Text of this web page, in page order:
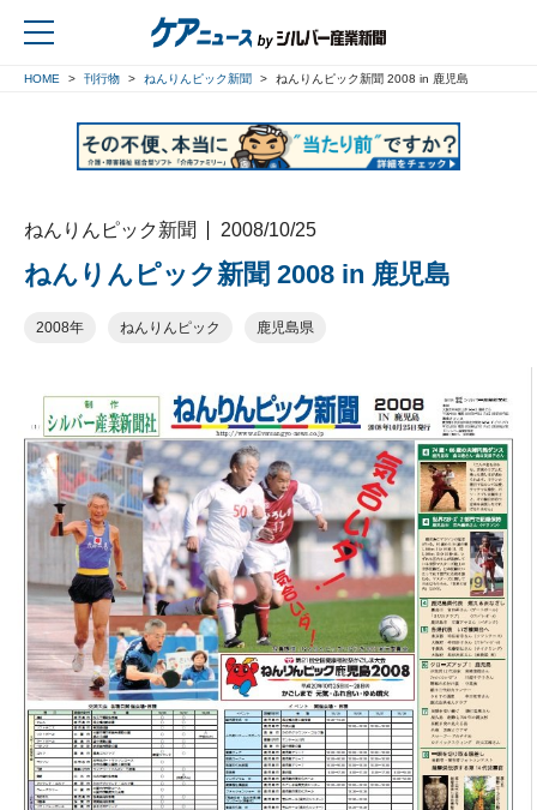
HOME 刊行物 ねんりんピック新聞 ねんりんピック新聞 2008 in 鹿児島
ねんりんピック新聞 2008/10/25
ねんりんピック新聞 2008 in 鹿児島
2008年 ねんりんピック 鹿児島県